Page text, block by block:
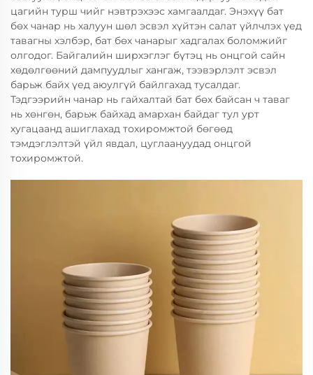
цагийн турш чийг нэвтрэхээс хамгаалдаг. Энэхүү бат
бөх чанар нь халуун шөл эсвэл хүйтэн салат үйлчлэх үед
тавагны хэлбэр, бат бөх чанарыг хадгалах боломжийг
олгодог. Байгалийн ширхэглэг бүтэц нь онцгой сайн
хөдөлгөөний дампуудлыг хангаж, тээвэрлэлт эсвэл
барьж байх үед аюулгүй байлгахад тусалдаг.
Тэдгээрийн чанар нь гайхалтай бат бөх байсан ч таваг
нь хөнгөн, барьж байхад амархан байдаг тул урт
хугацаанд ашиглахад тохиромжтой бөгөөд
тэмдэглэлтэй үйл явдал, цуглаануудад онцгой
тохиромжтой.